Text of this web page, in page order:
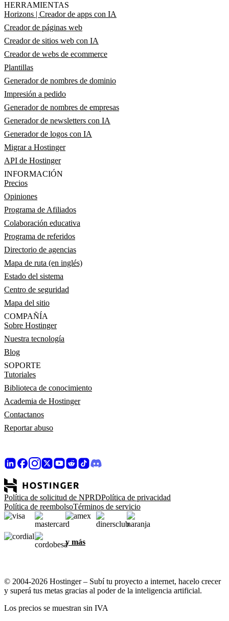
HERRAMIENTAS
Horizons | Creador de apps con IA
Creador de páginas web
Creador de sitios web con IA
Creador de webs de ecommerce
Plantillas
Generador de nombres de dominio
Impresión a pedido
Generador de nombres de empresas
Generador de newsletters con IA
Generador de logos con IA
Migrar a Hostinger
API de Hostinger
INFORMACIÓN
Precios
Opiniones
Programa de Afiliados
Colaboración educativa
Programa de referidos
Directorio de agencias
Mapa de ruta (en inglés)
Estado del sistema
Centro de seguridad
Mapa del sitio
COMPAÑÍA
Sobre Hostinger
Nuestra tecnología
Blog
SOPORTE
Tutoriales
Biblioteca de conocimiento
Academia de Hostinger
Contactanos
Reportar abuso
Política de solicitud de NPRDPolítica de privacidad
Política de reembolsoTérminos de servicio
y más
© 2004-2026 Hostinger – Subí tu proyecto a internet, hacelo crecer
y superá tus metas gracias al poder de la inteligencia artificial.
Los precios se muestran sin IVA